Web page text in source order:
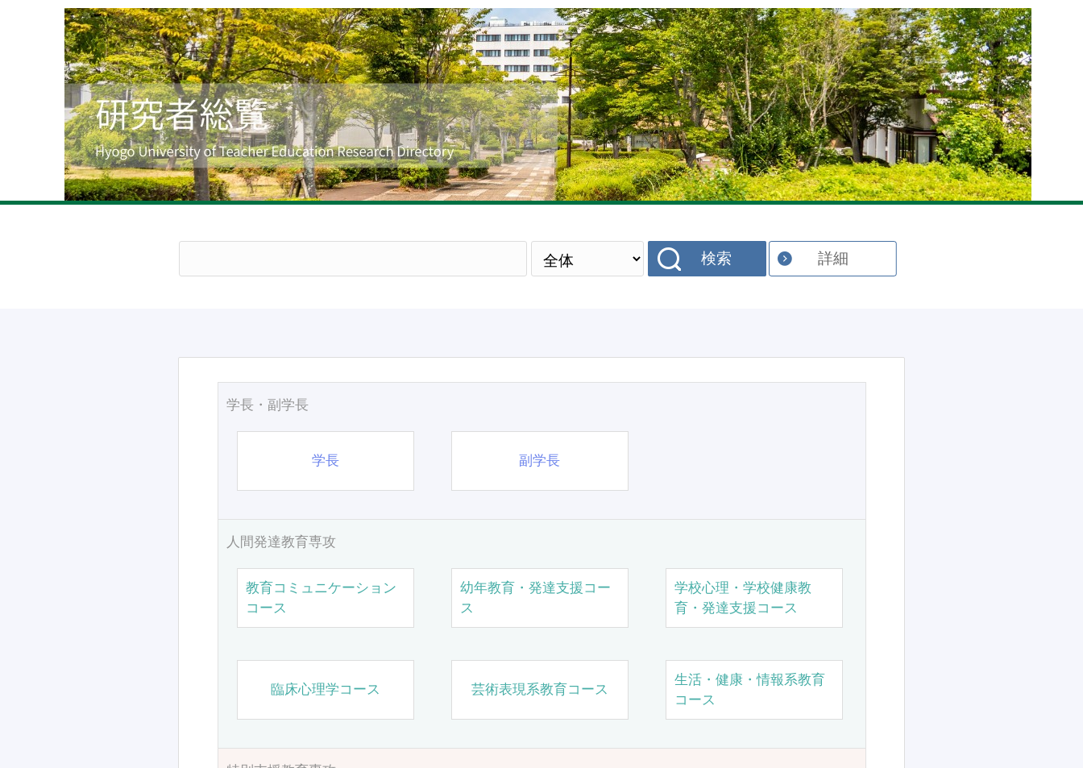
English
検索 詳細
学長・副学長
学長 副学長
人間発達教育専攻
教育コミュニケーション
コース
幼年教育・発達支援コー
ス
学校心理・学校健康教
育・発達支援コース
臨床心理学コース 芸術表現系教育コース
生活・健康・情報系教育
コース